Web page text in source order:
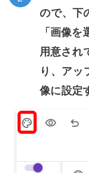
ので、下
「画像を
用意され
り、アッ
像に設定